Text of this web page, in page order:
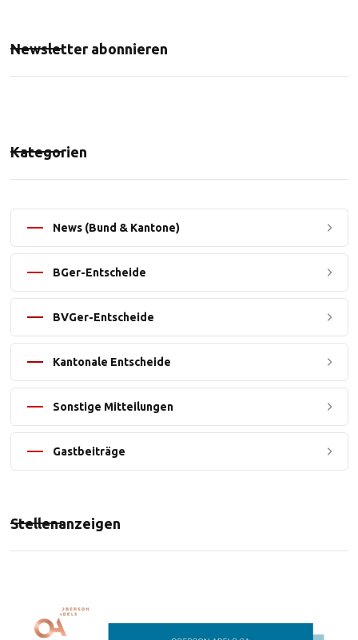
Newsletter abonnieren
Kategorien
News (Bund & Kantone)
BGer-Entscheide
BVGer-Entscheide
Kantonale Entscheide
Sonstige Mitteilungen
Gastbeiträge
Stellenanzeigen